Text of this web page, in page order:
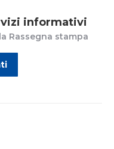
informativi
Rassegna stampa